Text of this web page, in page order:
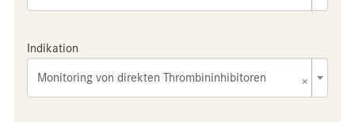
Indikation
×
Monitoring von direkten Thrombininhibitoren